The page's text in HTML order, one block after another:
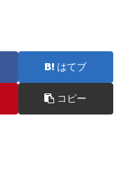
はてブ
コピー